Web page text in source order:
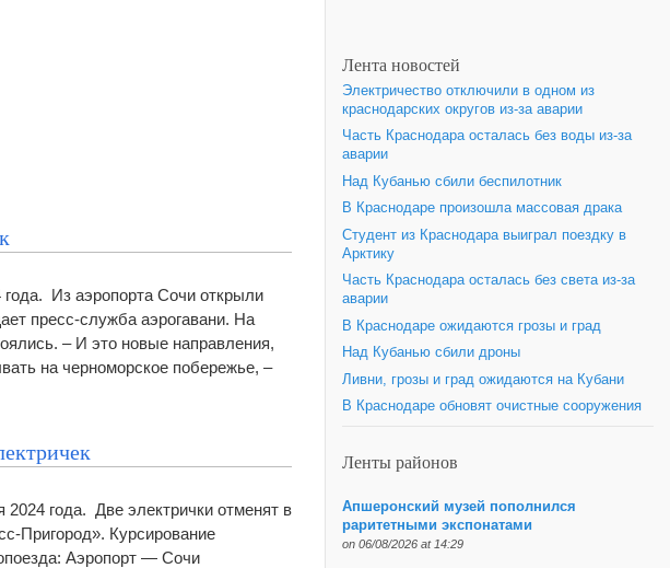
Из аэропорта Сочи открыли
пресс-служба аэрогавани. На
– И это новые направления,
на черноморское побережье, –
2024 года. Две электрички отменят в
Пригород». Курсирование
Аэропорт — Сочи
Лента новостей
Электричество отключили в одном из
краснодарских округов из-за аварии
Часть Краснодара осталась без воды из-за
аварии
Над Кубанью сбили беспилотник
В Краснодаре произошла массовая драка
Студент из Краснодара выиграл поездку в
Арктику
Часть Краснодара осталась без света из-за
аварии
В Краснодаре ожидаются грозы и град
Над Кубанью сбили дроны
Ливни, грозы и град ожидаются на Кубани
В Краснодаре обновят очистные сооружения
Ленты районов
Апшеронский музей пополнился
раритетными экспонатами
on 06/08/2026 at 14:29